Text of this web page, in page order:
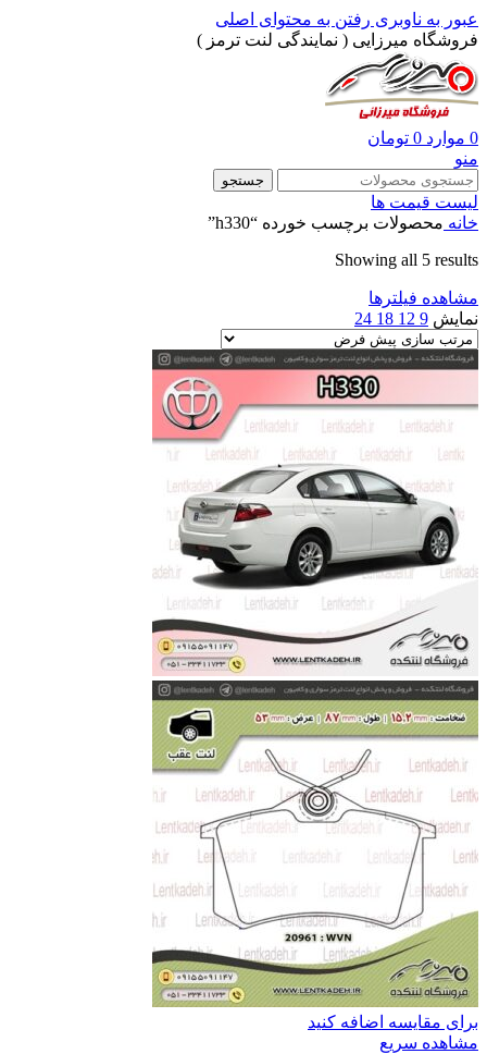
عبور به ناوبری رفتن به محتوای اصلی
فروشگاه میرزایی ( نمایندگی لنت ترمز )
0 موارد 0 تومان
منو
جستجو
لیست قیمت ها
خانه محصولات برچسب خورده “h330”
Showing all 5 results
مشاهده فیلترها
نمایش 9
12
18
24
برای مقایسه اضافه کنید
مشاهده سریع